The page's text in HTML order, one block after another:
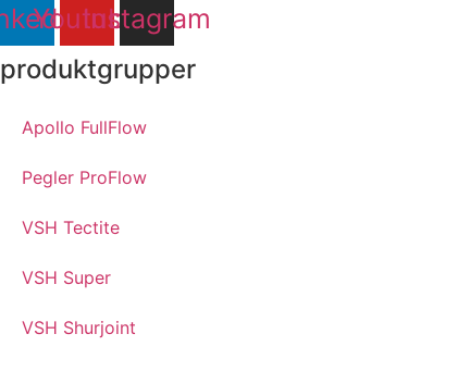
Youtube
Instagram
produktgrupper
Apollo FullFlow
Pegler ProFlow
VSH Tectite
VSH Super
VSH Shurjoint